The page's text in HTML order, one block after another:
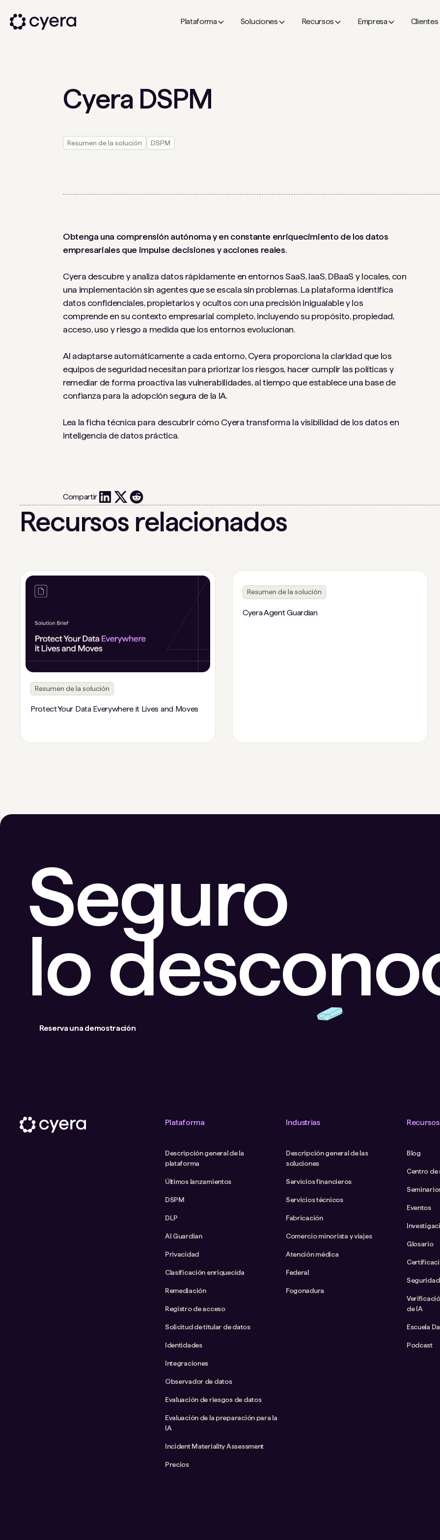
Plataforma Soluciones Recursos Empresa Clientes
Cyera DSPM
Resumen de la solución DSPM
Obtenga una comprensión autónoma y en constante enriquecimiento de los datos
empresariales que impulse decisiones y acciones reales.
Cyera descubre y analiza datos rápidamente en entornos SaaS, IaaS, DBaaS y locales, con
una implementación sin agentes que se escala sin problemas. La plataforma identifica
datos confidenciales, propietarios y ocultos con una precisión inigualable y los
comprende en su contexto empresarial completo, incluyendo su propósito, propiedad,
acceso, uso y riesgo a medida que los entornos evolucionan.
Al adaptarse automáticamente a cada entorno, Cyera proporciona la claridad que los
equipos de seguridad necesitan para priorizar los riesgos, hacer cumplir las políticas y
remediar de forma proactiva las vulnerabilidades, al tiempo que establece una base de
confianza para la adopción segura de la IA.
Lea la ficha técnica para descubrir cómo Cyera transforma la visibilidad de los datos en
inteligencia de datos práctica.
Compartir
Recursos relacionados
Resumen de la solución
Protect Your Data Everywhere it Lives and Moves
Resumen de la solución
Cyera Agent Guardian
Seguro
lo
Reserva una demostración
Plataforma
Descripción general de la
plataforma
Últimos lanzamientos
DSPM
DLP
AI Guardian
Privacidad
Clasificación enriquecida
Remediación
Registro de acceso
Solicitud de titular de datos
Identidades
Integraciones
Observador de datos
Evaluación de riesgos de datos
Evaluación de la preparación para la
IA
Incident Materiality Assessment
Precios
Industrias
Descripción general de las
soluciones
Servicios financieros
Servicios técnicos
Fabricación
Comercio minorista y viajes
Atención médica
Federal
Fogonadura
Recursos
Blog
Centro de
Eventos
Glosario
de IA
Escuela
Podcast